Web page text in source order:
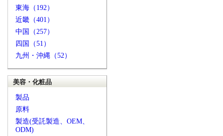
東海（192）
近畿（401）
中国（257）
四国（51）
九州・沖縄（52）
美容・化粧品
製品
原料
製造(受託製造、OEM、
ODM)